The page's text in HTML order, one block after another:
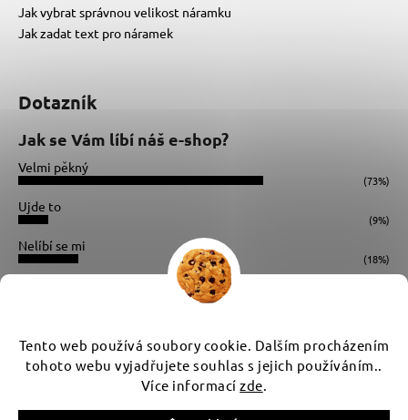
Tento web používá soubory cookie. Dalším procházením
tohoto webu vyjadřujete souhlas s jejich používáním..
Více informacízde.
Jak vybrat správnou velikost náramku
Jak zadat text pro náramek
Dotazník
Jak se Vám líbí náš e-shop?
Velmi pěkný
(73%)
Ujde to
(9%)
Nelíbí se mi
(18%)
Instagram